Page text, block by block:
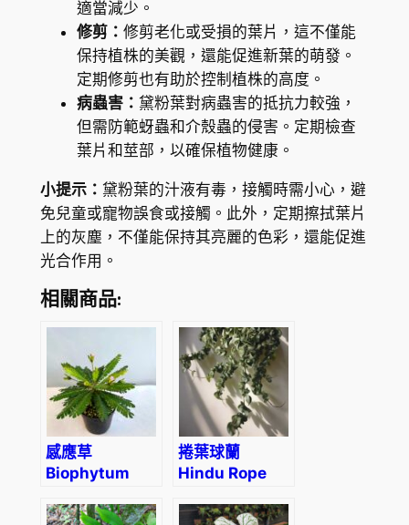
適當減少。
修剪： 修剪老化或受損的葉片，這不僅能
保持植株的美觀，還能促進新葉的萌發。
定期修剪也有助於控制植株的高度。
病蟲害： 黛粉葉對病蟲害的抵抗力較強，
但需防範蚜蟲和介殼蟲的侵害。定期檢查
葉片和莖部，以確保植物健康。
小提示： 黛粉葉的汁液有毒，接觸時需小心，避
免兒童或寵物誤食或接觸。此外，定期擦拭葉片
上的灰塵，不僅能保持其亮麗的色彩，還能促進
光合作用。
相關商品:
感應草
Biophytum
捲葉球蘭
Hindu Rope
carnosa